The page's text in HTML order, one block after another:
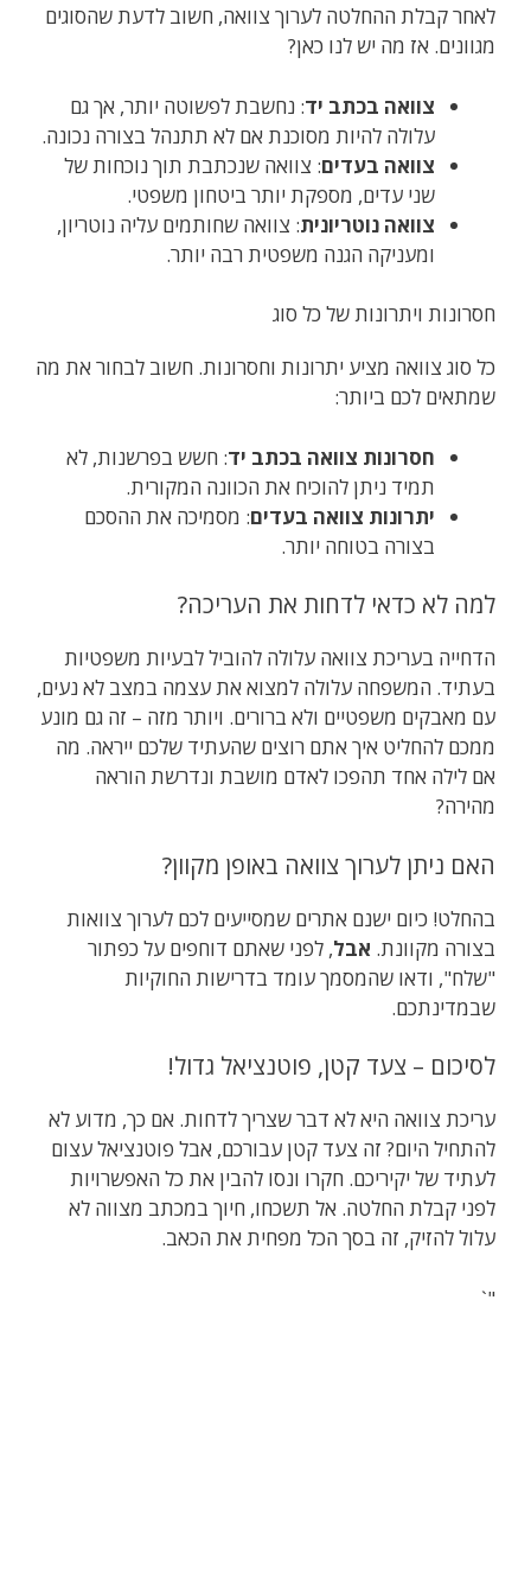
לאחר קבלת ההחלטה לערוך צוואה, חשוב לדעת שהסוגים
מגוונים. אז מה יש לנו כאן?
צוואה בכתב יד: נחשבת לפשוטה יותר, אך גם
עלולה להיות מסוכנת אם לא תתנהל בצורה נכונה.
צוואה בעדים: צוואה שנכתבת תוך נוכחות של
שני עדים, מספקת יותר ביטחון משפטי.
צוואה נוטריונית: צוואה שחותמים עליה נוטריון,
ומעניקה הגנה משפטית רבה יותר.
חסרונות ויתרונות של כל סוג
כל סוג צוואה מציע יתרונות וחסרונות. חשוב לבחור את מה
שמתאים לכם ביותר:
חסרונות צוואה בכתב יד: חשש בפרשנות, לא
תמיד ניתן להוכיח את הכוונה המקורית.
יתרונות צוואה בעדים: מסמיכה את ההסכם
בצורה בטוחה יותר.
למה לא כדאי לדחות את העריכה?
הדחייה בעריכת צוואה עלולה להוביל לבעיות משפטיות
בעתיד. המשפחה עלולה למצוא את עצמה במצב לא נעים,
עם מאבקים משפטיים ולא ברורים. ויותר מזה – זה גם מונע
ממכם להחליט איך אתם רוצים שהעתיד שלכם ייראה. מה
אם לילה אחד תהפכו לאדם מושבת ונדרשת הוראה
מהירה?
האם ניתן לערוך צוואה באופן מקוון?
בהחלט! כיום ישנם אתרים שמסייעים לכם לערוך צוואות
בצורה מקוונת. אבל, לפני שאתם דוחפים על כפתור
"שלח", ודאו שהמסמך עומד בדרישות החוקיות
שבמדינתכם.
לסיכום – צעד קטן, פוטנציאל גדול!
עריכת צוואה היא לא דבר שצריך לדחות. אם כך, מדוע לא
להתחיל היום? זה צעד קטן עבורכם, אבל פוטנציאל עצום
לעתיד של יקיריכם. חקרו ונסו להבין את כל האפשרויות
לפני קבלת החלטה. אל תשכחו, חיוך במכתב מצווה לא
עלול להזיק, זה בסך הכל מפחית את הכאב.
"`